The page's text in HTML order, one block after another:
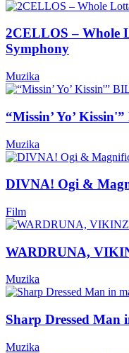
2CELLOS – Whole
Symphony
Muzika
“Missin’ Yo’
Muzika
DIVNA! Ogi &
Film
WARDRUNA,
Muzika
Sharp Dressed Man
Muzika